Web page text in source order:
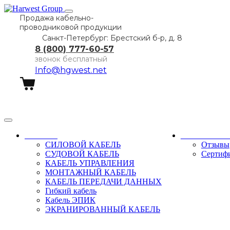
Продажа кабельно-
проводниковой продукции
Санкт-Петербург: Брестский б-р, д. 8
8 (800) 777-60-57
звонок бесплатный
Info@hgwest.net
СИЛОВОЙ КАБЕЛЬ
СУДОВОЙ КАБЕЛЬ
КАБЕЛЬ УПРАВЛЕНИЯ
МОНТАЖНЫЙ КАБЕЛЬ
КАБЕЛЬ ПЕРЕДАЧИ ДАННЫХ
Гибкий кабель
Кабель ЭПИК
ЭКРАНИРОВАННЫЙ КАБЕЛЬ
Отзывы